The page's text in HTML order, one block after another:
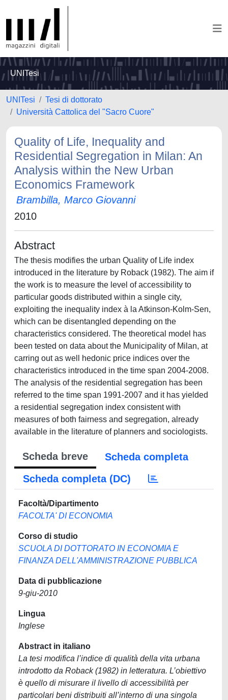
UNITesi
UNITesi
Tesi di dottorato
Università Cattolica del "Sacro Cuore"
Quality of Life, Inequality and
Residential Segregation in Milan: An
Analysis within the New Urban
Economics Framework
Brambilla, Marco Giovanni
2010
Abstract
The thesis modifies the urban Quality of Life index
introduced in the literature by Roback (1982). The aim if
the work is to measure the level of accessibility to
particular goods distributed within a single city,
exploiting the inequality index à la Atkinson-Kolm-Sen,
which can be disentangled depending on the
characteristics considered. The theoretical model has
been tested on data about the Municipality of Milan, at
carring out as well hedonic price indices over the
characteristics introduced in the time span 2004-2008.
The analysis of the residential segregation has been
referred to the time span 1991-2007 and it has yielded
a residential segregation index consistent with
measures of both fairness and segregation, already
available in the literature of planners and sociologists.
Scheda breve
Scheda completa
Scheda completa (DC)
Facoltà/Dipartimento
FACOLTA' DI ECONOMIA
Corso di studio
SCUOLA DI DOTTORATO IN ECONOMIA E
FINANZA DELL'AMMINISTRAZIONE PUBBLICA
Data di pubblicazione
9-giu-2010
Lingua
Inglese
Abstract in italiano
La tesi modifica l’indice di qualità della vita urbana
introdotto da Roback (1982) in letteratura. L’obiettivo
è quello di misurare il livello di accessibilità per
particolari beni distribuiti all’interno di una singola